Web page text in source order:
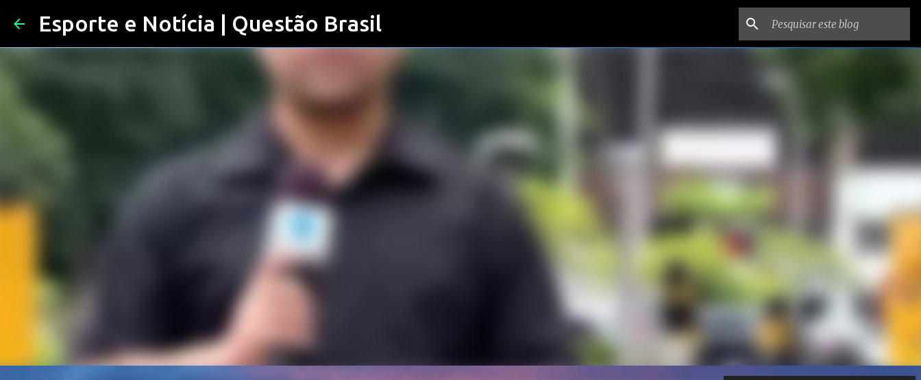
Esporte e Notícia | Questão Brasil